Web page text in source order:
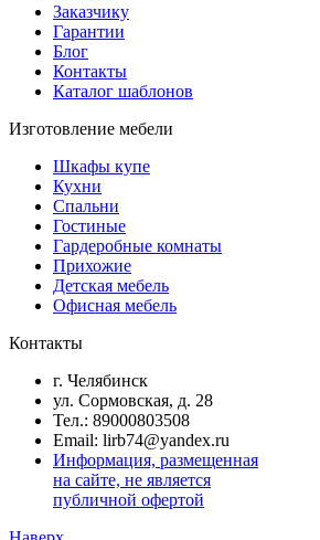
Заказчику
Гарантии
Блог
Контакты
Каталог шаблонов
Изготовление мебели
Шкафы купе
Кухни
Спальни
Гостиные
Гардеробные комнаты
Прихожие
Детская мебель
Офисная мебель
Контакты
г. Челябинск
ул. Сормовская, д. 28
Тел.: 89000803508
Email: lirb74@yandex.ru
Информация, размещенная
на сайте, не является
публичной офертой